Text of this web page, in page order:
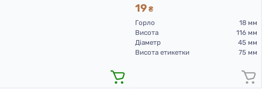
19 ₴
Горло
18 мм
Висота
116 мм
Діаметр
45 мм
Висота етикетки
75 мм